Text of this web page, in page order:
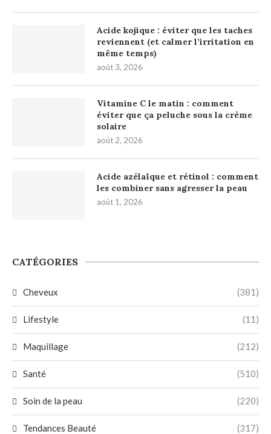
Acide kojique : éviter que les taches
reviennent (et calmer l’irritation en
même temps)
août 3, 2026
Vitamine C le matin : comment
éviter que ça peluche sous la crème
solaire
août 2, 2026
Acide azélaïque et rétinol : comment
les combiner sans agresser la peau
août 1, 2026
CATÉGORIES
Cheveux (381)
Lifestyle (11)
Maquillage (212)
Santé (510)
Soin de la peau (220)
Tendances Beauté (317)